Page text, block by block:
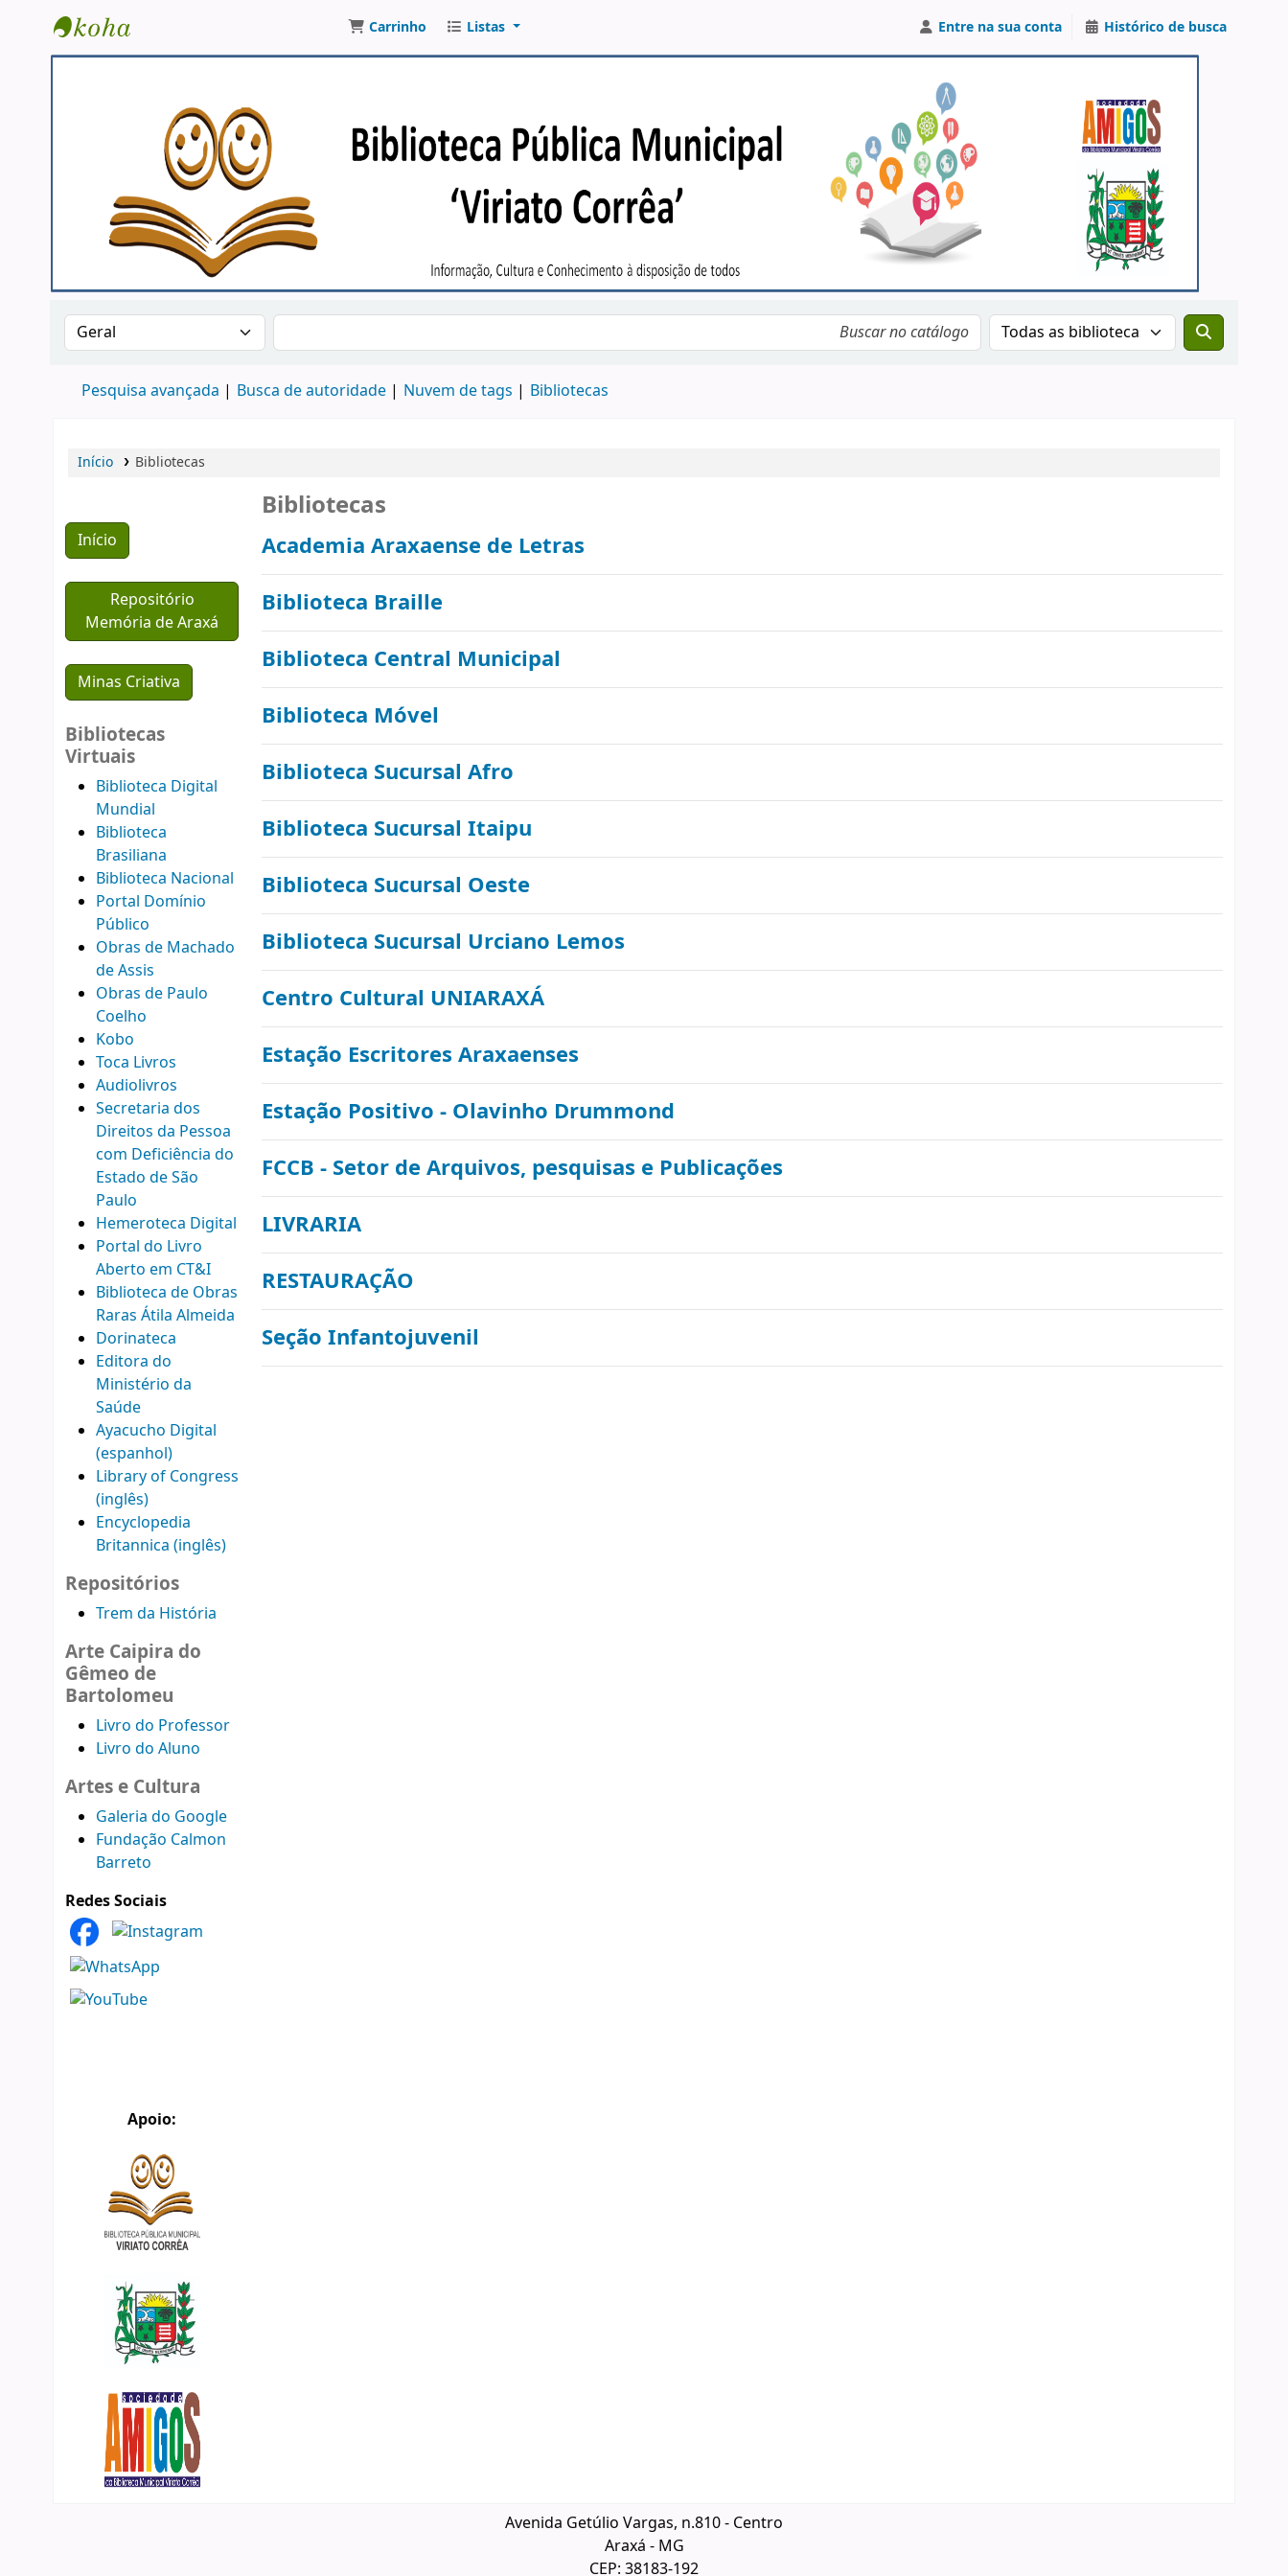
Biblioteca Publica Municipal - Viriato Corrêa
Carrinho Listas Entre na sua conta Histórico de busca
Buscar no catálogo por: Buscar no catálogo Buscar no catálogo por:
Pesquisa avançada Busca de autoridade Nuvem de tags Bibliotecas
Início Bibliotecas
Início
Repositório
Memória de Araxá
Minas Criativa
Bibliotecas
Virtuais
Biblioteca Digital
Mundial
Biblioteca
Brasiliana
Biblioteca Nacional
Portal Domínio
Público
Obras de Machado
de Assis
Obras de Paulo
Coelho
Kobo
Toca Livros
Audiolivros
Secretaria dos
Direitos da Pessoa
com Deficiência do
Estado de São
Paulo
Hemeroteca Digital
Portal do Livro
Aberto em CT&I
Biblioteca de Obras
Raras Átila Almeida
Dorinateca
Editora do
Ministério da
Saúde
Ayacucho Digital
(espanhol)
Library of Congress
(inglês)
Encyclopedia
Britannica (inglês)
Repositórios
Trem da História
Arte Caipira do
Gêmeo de
Bartolomeu
Livro do Professor
Livro do Aluno
Artes e Cultura
Galeria do Google
Fundação Calmon
Barreto
Redes Sociais
Apoio:
Bibliotecas
Academia Araxaense de Letras
Biblioteca Braille
Biblioteca Central Municipal
Biblioteca Móvel
Biblioteca Sucursal Afro
Biblioteca Sucursal Itaipu
Biblioteca Sucursal Oeste
Biblioteca Sucursal Urciano Lemos
Centro Cultural UNIARAXÁ
Estação Escritores Araxaenses
Estação Positivo - Olavinho Drummond
FCCB - Setor de Arquivos, pesquisas e Publicações
LIVRARIA
RESTAURAÇÃO
Seção Infantojuvenil
Avenida Getúlio Vargas, n.810 - Centro
Araxá - MG
CEP: 38183-192